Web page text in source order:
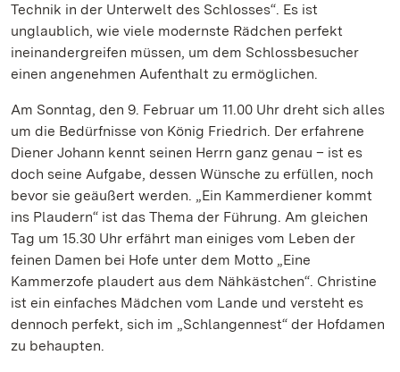
Technik in der Unterwelt des Schlosses“. Es ist
unglaublich, wie viele modernste Rädchen perfekt
ineinandergreifen müssen, um dem Schlossbesucher
einen angenehmen Aufenthalt zu ermöglichen.
Am Sonntag, den 9. Februar um 11.00 Uhr dreht sich alles
um die Bedürfnisse von König Friedrich. Der erfahrene
Diener Johann kennt seinen Herrn ganz genau – ist es
doch seine Aufgabe, dessen Wünsche zu erfüllen, noch
bevor sie geäußert werden. „Ein Kammerdiener kommt
ins Plaudern“ ist das Thema der Führung. Am gleichen
Tag um 15.30 Uhr erfährt man einiges vom Leben der
feinen Damen bei Hofe unter dem Motto „Eine
Kammerzofe plaudert aus dem Nähkästchen“. Christine
ist ein einfaches Mädchen vom Lande und versteht es
dennoch perfekt, sich im „Schlangennest“ der Hofdamen
zu behaupten.